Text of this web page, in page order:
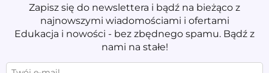
Zapisz się do newslettera i bądź na bieżąco z
najnowszymi wiadomościami i ofertami
Edukacja i nowości - bez zbędnego spamu. Bądź z
nami na stałe!